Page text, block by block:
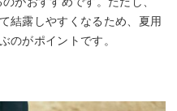
結露しやすくなるため、夏用
のがポイントです。